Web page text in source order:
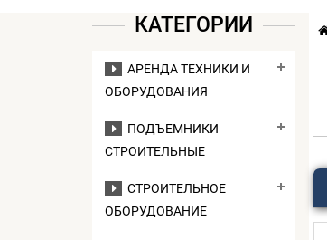
КАТЕГОРИИ
АРЕНДА ТЕХНИКИ И
ОБОРУДОВАНИЯ
ПОДЪЕМНИКИ
СТРОИТЕЛЬНЫЕ
СТРОИТЕЛЬНОЕ
ОБОРУДОВАНИЕ